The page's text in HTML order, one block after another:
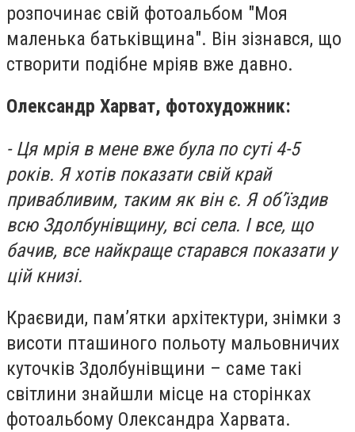
розпочинає свій фотоальбом "Моя
маленька батьківщина". Він зізнався, що
створити подібне мріяв вже давно.
Олександр Харват, фотохудожник:
- Ця мрія в мене вже була по суті 4-5
років. Я хотів показати свій край
привабливим, таким як він є. Я об’їздив
всю Здолбунівщину, всі села. І все, що
бачив, все найкраще старався показати у
цій книзі.
Краєвиди, пам’ятки архітектури, знімки з
висоти пташиного польоту мальовничих
куточків Здолбунівщини – саме такі
світлини знайшли місце на сторінках
фотоальбому Олександра Харвата.